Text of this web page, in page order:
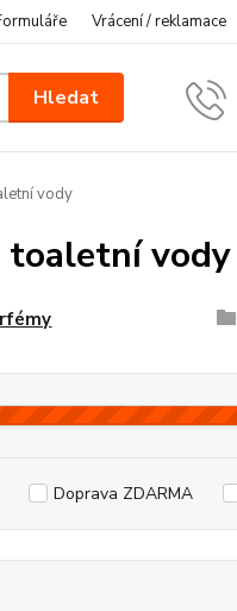
Vrácení / reklamace
Hledat
vody
toaletní vody
Doprava ZDARMA